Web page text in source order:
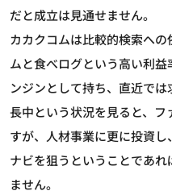
だと成立は見通せません。
カカクコムは比較的検索へ
ムと食べログという高い利
ンジンとして持ち、直近で
長中という状況を見ると、
すが、人材事業に更に投資
ナビを狙うということであ
ません。